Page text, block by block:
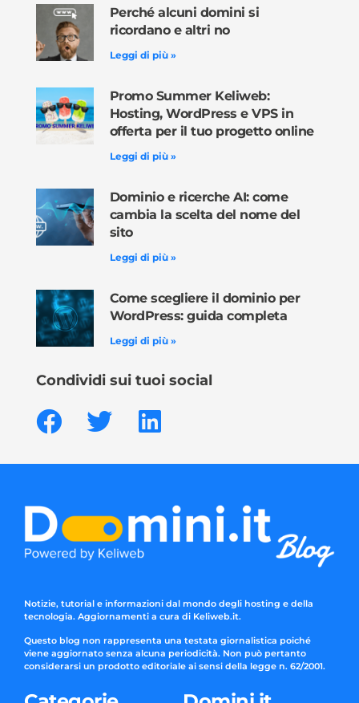
Perché alcuni domini si
ricordano e altri no
Leggi di più »
Promo Summer Keliweb:
Hosting, WordPress e VPS in
offerta per il tuo progetto online
Leggi di più »
Dominio e ricerche AI: come
cambia la scelta del nome del
sito
Leggi di più »
Come scegliere il dominio per
WordPress: guida completa
Leggi di più »
Condividi sui tuoi social
Notizie, tutorial e informazioni dal mondo degli hosting e della
tecnologia. Aggiornamenti a cura di Keliweb.it.
Questo blog non rappresenta una testata giornalistica poiché
viene aggiornato senza alcuna periodicità. Non può pertanto
considerarsi un prodotto editoriale ai sensi della legge n. 62/2001.